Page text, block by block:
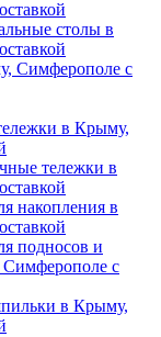
столы в
Симферополе с
в Крыму,
тележки в
накопления в
подносов и
Симферополе с
в Крыму,